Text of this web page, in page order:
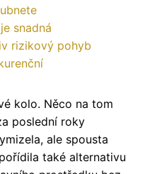
snadná
rizikový pohyb
kolo. Něco na tom
poslední roky
ale spousta
také alternativu